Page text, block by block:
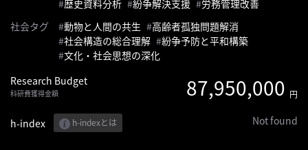
材
記
事
一
へ
歴史資料分析
紛争解決支援
労務管理改善
社会タグ
動物と人間の共生
高齢者孤独問題解消
社会構造の総合理解
紛争予防と平和構築
文化・社会思想の深化
Research Budget
科研費獲得金額 87,950,000 円
h-index h-indexとは Not found